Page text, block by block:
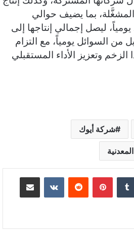
بما يضيف حوالي
يومياً، ليصل إجمالي إنتاجها إلى
110,000 برميل من السوائل يومياً، مع التزام
وتعزيز الأداء المستقبلي
شركة أيوك
بينتيريست مشاركة عبر البريد